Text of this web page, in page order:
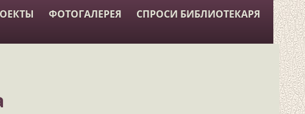
ФОТОГАЛЕРЕЯ СПРОСИ БИБЛИОТЕКАРЯ